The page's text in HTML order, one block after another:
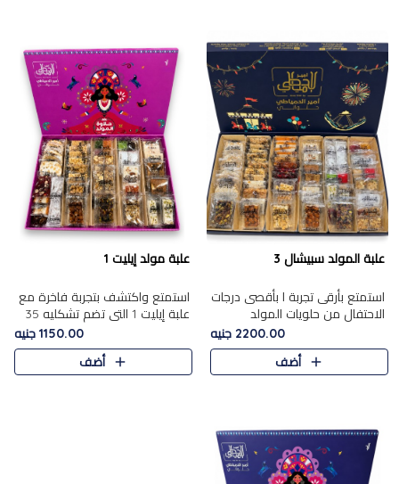
علبة المولد سبيشال 3
استمتع بأرقى تجربة ا بأقصى درجات
الاحتفال من حلويات المولد
المصريه الأصيلة مع هذه الفخامة
مع علبة سبيشال 3 التي تضم 56
قطعة من تشكيلة استثن..
2200.00 جنيه
أضف
علبة مولد إيليت 1
استمتع واكتشف بتجربة فاخرة مع
علبة إيليت 1 التي تضم تشكليه 35
قطعة من أرقى حلويات المولد
المصري الأصيلة ,معروضة بشكل
جميل في علبة أنيقة ، في..
1150.00 جنيه
أضف